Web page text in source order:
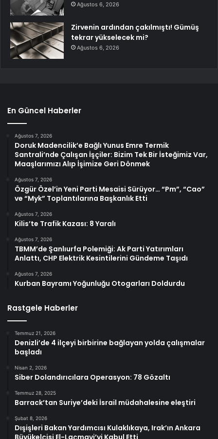
Ağustos 6, 2026
Zirvenin ardından çakılmıştı! Gümüş
tekrar yükselecek mi?
Ağustos 6, 2026
En Güncel Haberler
Ağustos 7, 2026
Doruk Madencilik’e Bağlı Yunus Emre Termik
Santrali’nde Çalışan İşçiler: Bizim Tek Bir İsteğimiz Var,
Maaşlarımızı Alıp İşimize Geri Dönmek
Ağustos 7, 2026
Özgür Özel’in Yeni Parti Mesaisi Sürüyor… “Pm”, “Cao”
ve “Myk” Toplantılarına Başkanlık Etti
Ağustos 7, 2026
Kilis’te Trafik Kazası: 8 Yaralı
Ağustos 7, 2026
TBMM’de Şanlıurfa Polemiği: Ak Parti Yatırımları
Anlattı, CHP Elektrik Kesintilerini Gündeme Taşıdı
Ağustos 7, 2026
Kurban Bayramı Yoğunluğu Otogarları Doldurdu
Rastgele Haberler
Temmuz 21, 2026
Denizli’de 4 ilçeyi birbirine bağlayan yolda çalışmalar
başladı
Nisan 2, 2026
Siber Dolandırıcılara Operasyon: 78 Gözaltı
Temmuz 28, 2025
Barrack’tan Suriye’deki İsrail müdahalesine eleştiri
Şubat 8, 2026
Dışişleri Bakan Yardımcısı Kulaklıkaya, Irak’ın Ankara
Büyükelçisi El-Laçmavi’yi Kabul Etti